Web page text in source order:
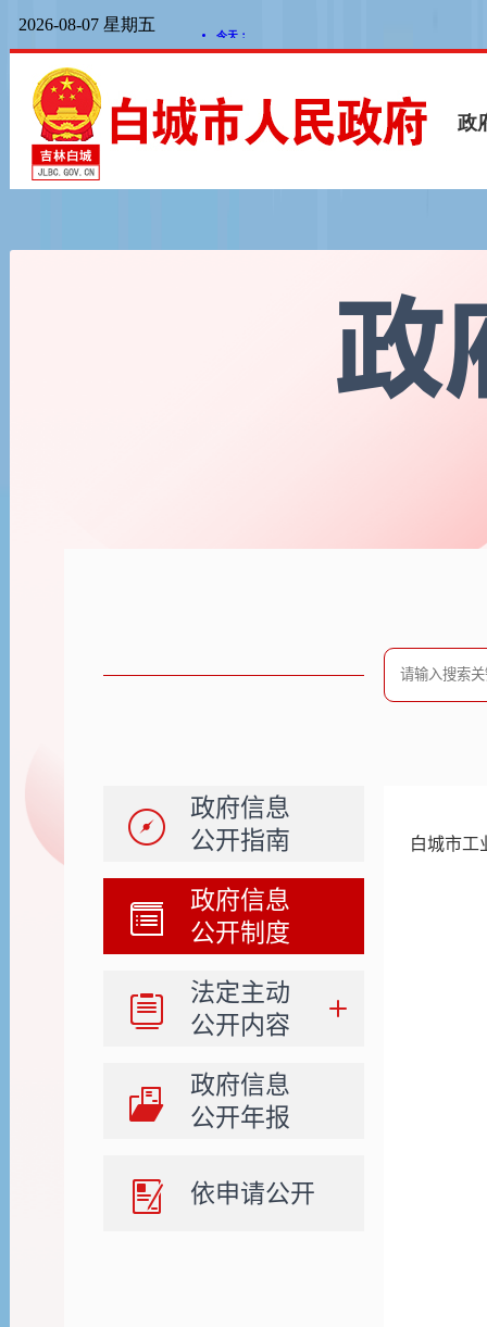
政府信息
公开指南
政府信息
公开制度
法定主动
公开内容
政府信息
公开年报
依申请公开
白城市工